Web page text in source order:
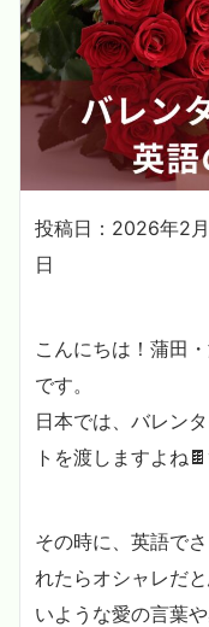
投稿日：2026年2
日
こんにちは！蒲田
です。
日本では、バレン
トを渡しますよね
その時に、英語で
れたらオシャレだ
いような愛の言葉